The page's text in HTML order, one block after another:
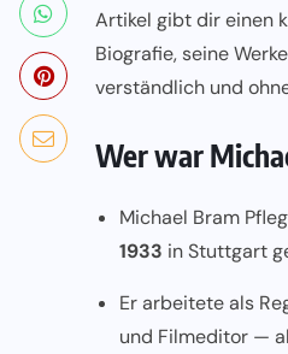
Artikel gibt dir einen
Biografie, seine
verständlich und
Wer war
Michael Bram
1933 in Stuttgart
Er arbeitete als
und Filmeditor —